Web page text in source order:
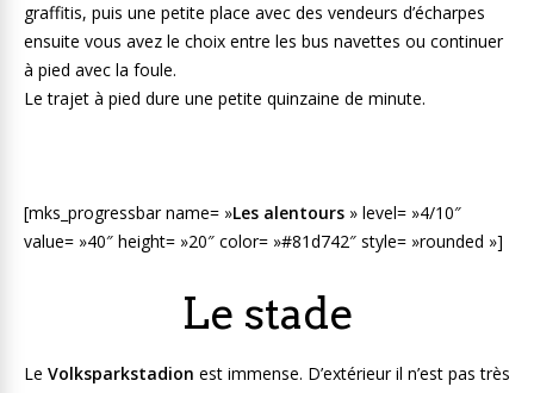
graffitis, puis une petite place avec des vendeurs d’écharpes
ensuite vous avez le choix entre les bus navettes ou continuer
à pied avec la foule.
Le trajet à pied dure une petite quinzaine de minute.
[mks_progressbar name= »Les alentours » level= »4/10″
value= »40″ height= »20″ color= »#81d742″ style= »rounded »]
Le stade
Le Volksparkstadion est immense. D’extérieur il n’est pas très